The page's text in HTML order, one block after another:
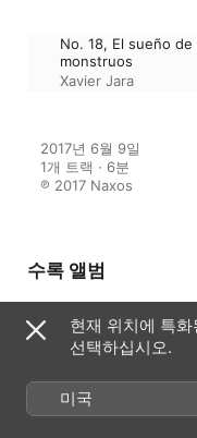
No. 18, El sueño
monstruos
Xavier Jara
2017년 6월 9일
1개 트랙 · 6분
℗ 2017 Naxos
수록 앨범
Xavier
현재 위치에 특
선택하십시오.
미국